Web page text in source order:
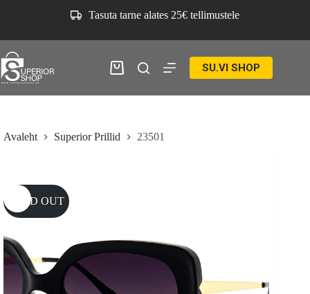
Tasuta tarne alates 25€ tellimustele
Ostukorv SU.VI SHOP
Avaleht Superior Prillid 23501
SOLD OUT